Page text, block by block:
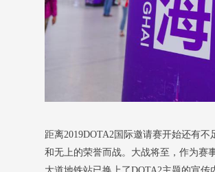
距离2019DOTA2国际邀请赛开始还有
和无上的荣誉而战。大战将至，作为赛